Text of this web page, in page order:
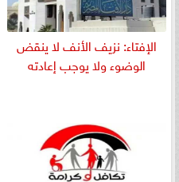
الإفتاء: نزيف الأنف لا ينقض
الوضوء ولا يوجب إعادته